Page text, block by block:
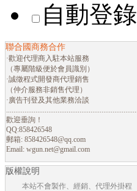
自動登錄
聯合國商務合作
·歡迎代理商入駐本站服務
（專屬階級便於會員識別）
·誠徵程式開發商代理銷售
（仲介服務非銷售代理）
·廣告刊登及其他業務洽談
歡迎垂詢！
QQ:858426548
郵箱: 858426548@qq.com
Email: wgun.net@gmail.com
版權說明
本站不會製作、經銷、代理外掛程